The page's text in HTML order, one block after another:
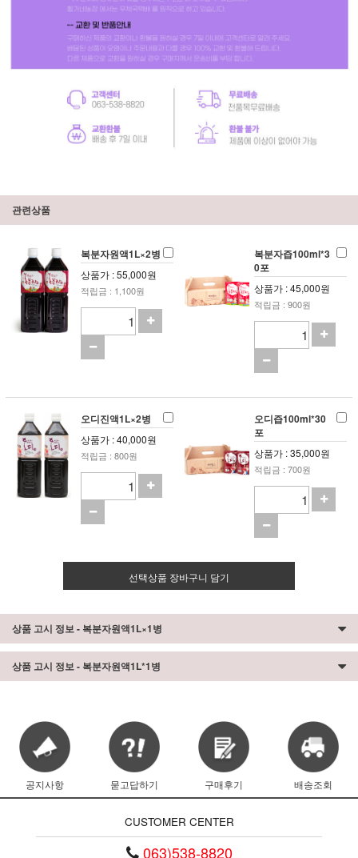
관련상품
복분자원액1L×2병
상품가 : 55,000원
적립금 : 1,100원
복분자즙100ml*3
0포
상품가 : 45,000원
적립금 : 900원
오디진액1L×2병
상품가 : 40,000원
적립금 : 800원
오디즙100ml*30
포
상품가 : 35,000원
적립금 : 700원
선택상품 장바구니 담기
상품 고시 정보 - 복분자원액1L×1병
상품 고시 정보 - 복분자원액1L*1병
공지사항 묻고답하기 구매후기 배송조회
CUSTOMER CENTER
063)538-8820